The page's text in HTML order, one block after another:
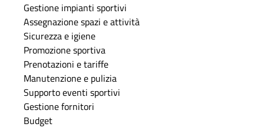
Gestione impianti sportivi
Assegnazione spazi e attività
Sicurezza e igiene
Promozione sportiva
Prenotazioni e tariffe
Manutenzione e pulizia
Supporto eventi sportivi
Gestione fornitori
Budget